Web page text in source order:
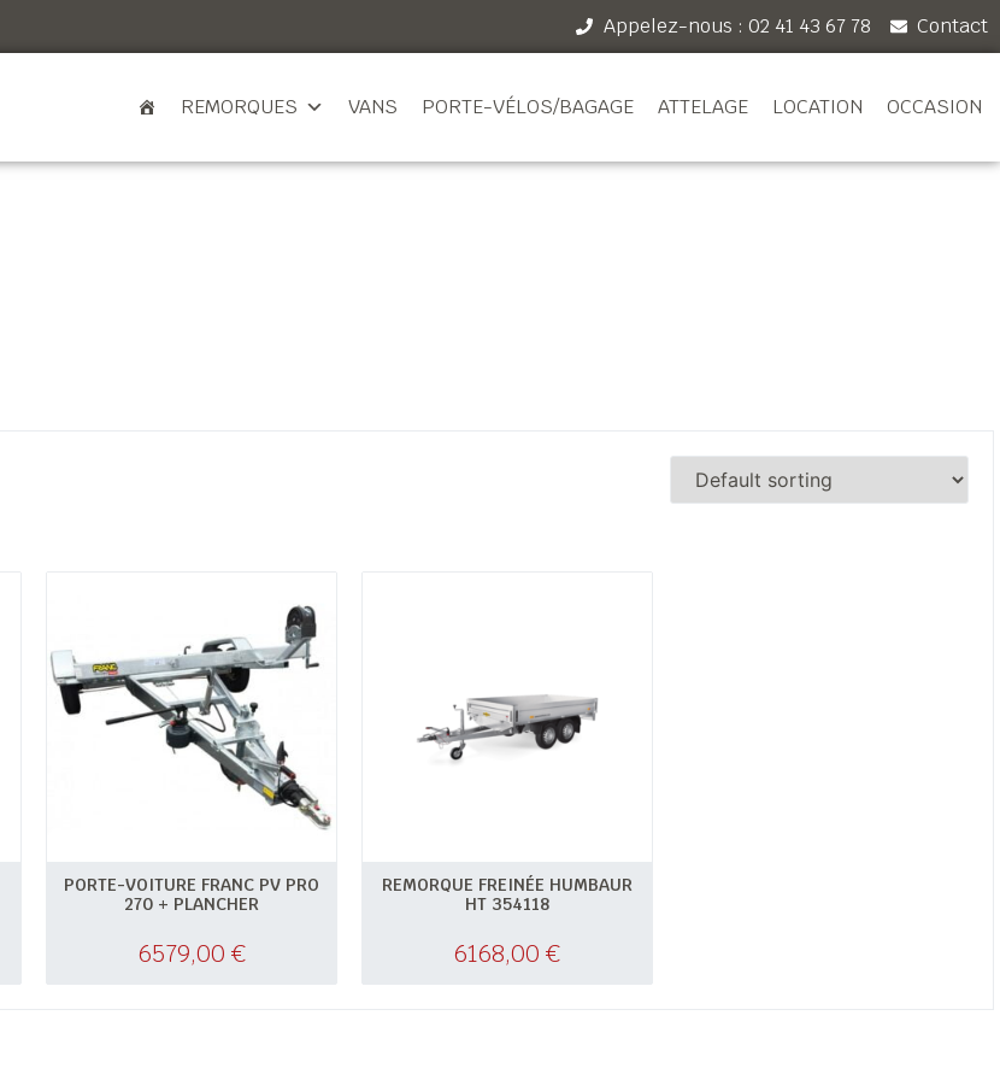
Appelez-nous : 02 41 43 67 78 Contact
REMORQUES VANS PORTE-VÉLOS/BAGAGE ATTELAGE LOCATION OCCASION
PORTE-VOITURE FRANC PV PRO
270 + PLANCHER
6579,00 €
REMORQUE FREINÉE HUMBAUR
HT 354118
6168,00€